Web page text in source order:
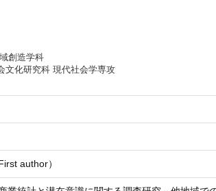
創造学科
化研究科 現代社会学専攻
author）